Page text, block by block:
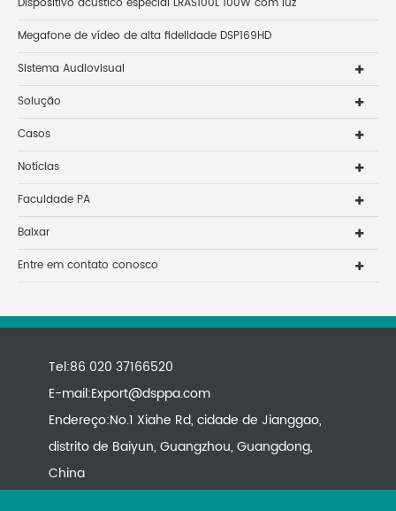
Megafone de vídeo de alta fidelidade DSP169HD
Sistema Audiovisual
Solução
Casos
Notícias
Faculdade PA
Baixar
Entre em contato conosco
Tel:86 020 37166520
E-mail:Export@dsppa.com
Endereço:No.1 Xiahe Rd, cidade de Jianggao,
distrito de Baiyun, Guangzhou, Guangdong,
China